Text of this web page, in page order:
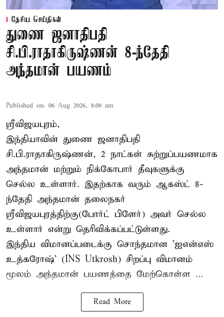
தேசிய செய்திகள்
துணை ஜனாதிபதி
சி.பி.ராதாகிருஷ்ணன் 8-ந்தேதி
அந்தமான் பயணம்
Published on: 06 Aug 2026, 8:09 am
ஸ்ரீவிஜயபுரம்,
இந்தியாவின் துணை ஜனாதிபதி
சி.பி.ராதாகிருஷ்ணன், 2 நாட்கள் சுற்றுப்பயணமாக
அந்தமான் மற்றும் நிக்கோபார் தீவுகளுக்கு
செல்ல உள்ளார். இதற்காக வரும் ஆகஸ்ட் 8-
ந்தேதி அந்தமான் தலைநகர்
ஸ்ரீவிஜயபுரத்திற்கு(போர்ட் பிளேர்) அவர் செல்ல
உள்ளார் என்று தெரிவிக்கப்பட்டுள்ளது.
இந்திய விமானப்படைக்கு சொந்தமான 'ஐஎன்எஸ்
உத்கரோஷ்' (INS Utkrosh) சிறப்பு விமானம்
மூலம் அந்தமான் பயணத்தை மேற்கொள்ள ...
Read More